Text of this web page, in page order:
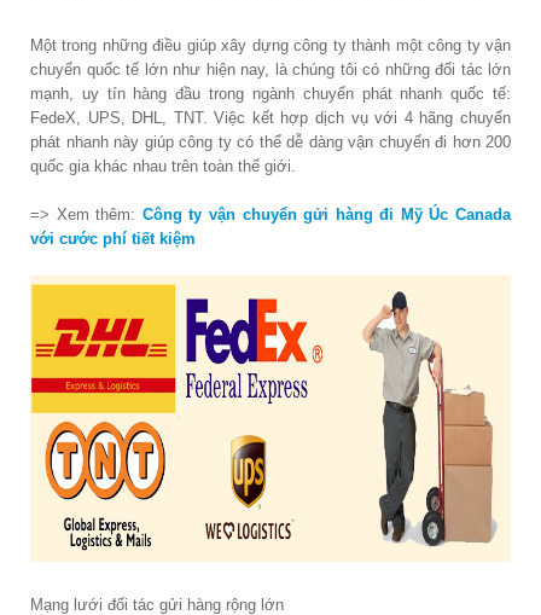
Một trong những điều giúp xây dựng công ty thành một công ty vận
chuyển quốc tế lớn như hiện nay, là chúng tôi có những đối tác lớn
mạnh, uy tín hàng đầu trong ngành chuyển phát nhanh quốc tế:
FedeX, UPS, DHL, TNT. Việc kết hợp dịch vụ với 4 hãng chuyển
phát nhanh này giúp công ty có thể dễ dàng vận chuyển đi hơn 200
quốc gia khác nhau trên toàn thế giới.
=> Xem thêm: Công ty vận chuyển gửi hàng đi Mỹ Úc Canada
với cước phí tiết kiệm
Mạng lưới đối tác gửi hàng rộng lớn